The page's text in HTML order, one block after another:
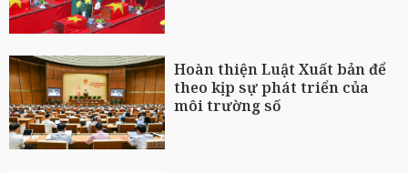
Hoàn thiện Luật Xuất bản để
theo kịp sự phát triển của
môi trường số